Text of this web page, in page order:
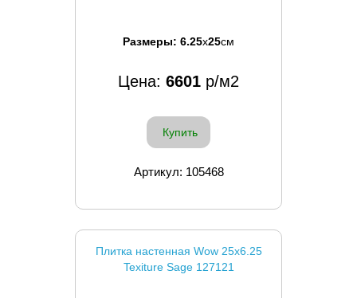
Размеры: 6.25x25см
Цена: 6601 р/м2
Купить
Артикул: 105468
Плитка настенная Wow 25x6.25
Texiture Sage 127121